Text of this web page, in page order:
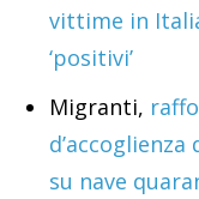
vittime in
‘positivi’
Migranti,
su nave